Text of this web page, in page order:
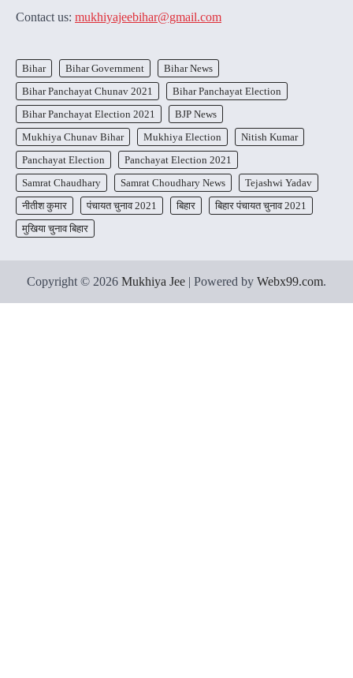
Contact us: mukhiyajeebihar@gmail.com
Bihar Bihar Government
Bihar News
Bihar Panchayat Chunav 2021
Bihar Panchayat Election
Bihar Panchayat Election 2021
BJP News
Mukhiya Chunav Bihar
Mukhiya Election
Nitish Kumar
Panchayat Election
Panchayat Election 2021
Samrat Chaudhary
Samrat Choudhary News
Tejashwi Yadav
नीतीश कुमार
पंचायत चुनाव 2021 बिहार
बिहार पंचायत चुनाव 2021
मुखिया चुनाव बिहार
Copyright © 2026 Mukhiya Jee | Powered by Webx99.com.